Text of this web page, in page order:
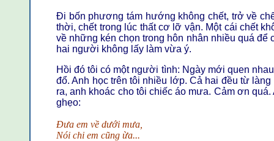
Đi bốn phương tám hướng không chết, trở về
thời, chết trong lúc thất cơ lỡ vận. Một cái chết
về những kén chọn trong hôn nhân nhiều quá
hai người không lấy làm vừa ý.
Hồi đó tôi có một người tình: Ngày mới quen
đổ. Anh học trên tôi nhiều lớp. Cả hai đều từ
ra, anh khoác cho tôi chiếc áo mưa. Cảm ơn
ghẹo:
Đưa em về dưới mưa,
Nói chi em cũng ừa...